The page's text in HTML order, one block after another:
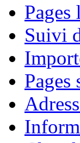
Pages
Suivi
Pages